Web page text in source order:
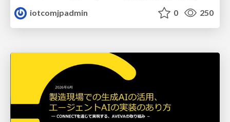
iotcomjpadmin
0 250